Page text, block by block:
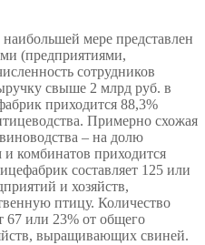
мере представлен
(предприятиями,
сотрудников
свыше 2 млрд руб. в
приходится 88,3%
Примерно схожая
– на долю
комбинатов приходится
составляет 125 или
и хозяйств,
птицу. Количество
67 или 23% от общего
выращивающих свиней.